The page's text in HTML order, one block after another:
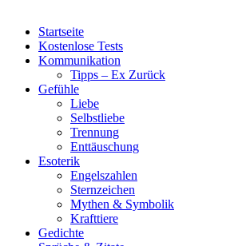
Startseite
Kostenlose Tests
Kommunikation
Tipps – Ex Zurück
Gefühle
Liebe
Selbstliebe
Trennung
Enttäuschung
Esoterik
Engelszahlen
Sternzeichen
Mythen & Symbolik
Krafttiere
Gedichte